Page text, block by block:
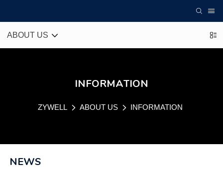
ABOUT US
INFORMATION
ZYWELL ABOUT US INFORMATION
NEWS